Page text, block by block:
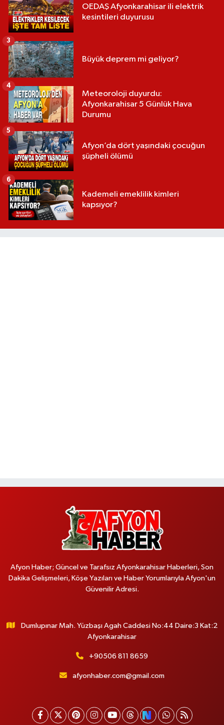
OEDAŞ Afyonkarahisar ili elektrik
kesintileri duyurusu
Büyük deprem mi geliyor?
3
Meteoroloji duyurdu:
Afyonkarahisar 5 Günlük Hava
Durumu
4
Afyon’da dört yaşındaki çocuğun
şüpheli ölümü
5
Kademeli emeklilik kimleri
kapsıyor?
6
Afyon Haber; Güncel ve Tarafsız Afyonkarahisar Haberleri, Son
Dakika Gelişmeleri, Köşe Yazıları ve Haber Yorumlarıyla Afyon'un
Güvenilir Adresi.
Dumlupınar Mah. Yüzbaşı Agah Caddesi No:44 Daire:3 Kat:2
Afyonkarahisar
+90506 811 8659
afyonhaber.com@gmail.com